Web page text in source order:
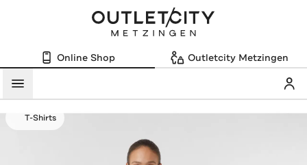
Online Shop Outletcity Metzingen
Menü
T-Shirts